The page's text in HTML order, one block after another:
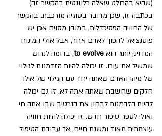
(שהיא בהחלט שאלה רלוונטית בהקשר זה)
בכתבה זו, שכן מדובר בסוגיה מורכבת. בהקשר
של החוויה הפסיכדלית, במובן מסוים אכן יש
פוטנציאל להפוך לאדם אחר, אבל אולי המינוח
המדויק יותר הוא to evolve, בדומה לנחש
שמשיל את עורו. זו יכולה להיות הזדמנות לגילוי
של מיהו האדם שאתה יחד עם הגילוי של אילו
חלקים שחשבת שאתה אתה לא. זו גם יכולה
להיות הזדמנות לבחון את הנרטיב שבו אתה חי
ואולי לספר סיפור חדש. זו יכולה להיות חוויה
עוצמתית מאוד ומשנת חיים, אך עבודת הטיפול